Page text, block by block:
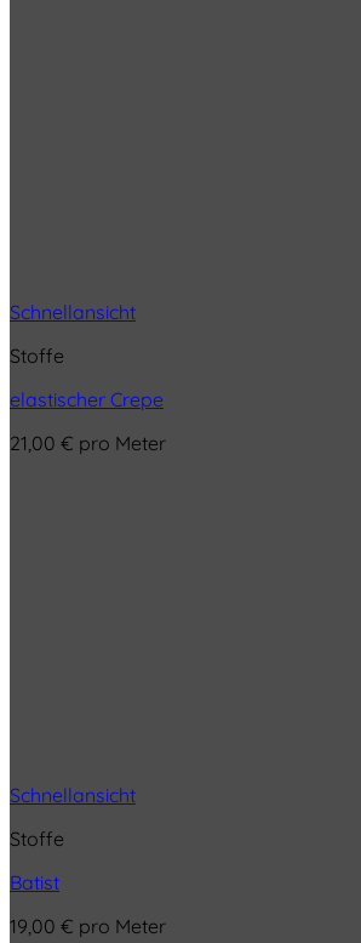
Schnellansicht
Stoffe
elastischer Crepe
21,00 € pro Meter
Schnellansicht
Stoffe
Batist
19,00 € pro Meter